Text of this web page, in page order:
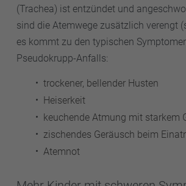
(Trachea) ist entzündet und
sind die Atemwege zusätzlich verengt
es kommt zu den typischen
Pseudokrupp-Anfalls:
trockener, bellender Husten
Heiserkeit
keuchende Atmung mit starkem
zischendes Geräusch beim
Atemnot